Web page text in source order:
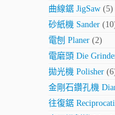
曲線鋸 JigSaw (5)
砂紙機 Sander
電刨 Planer (2)
電磨頭 Die
拋光機 Polisher
金剛石鑽孔機
往復鋸